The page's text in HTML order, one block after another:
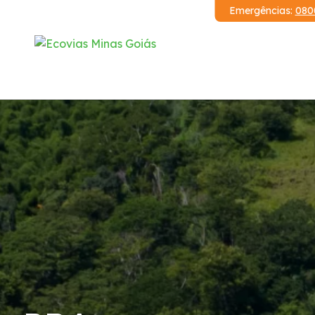
Emergências:
Institucional
Relatórios
Demonstrações Financeiras
Código de Conduta
Serviços